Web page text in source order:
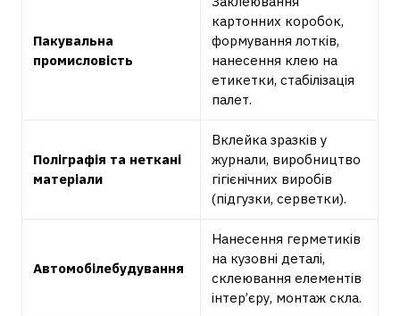
Пакувальна
промисловість
картонних коробок,
формування лотків,
нанесення клею на
етикетки, стабілізація
палет.
Поліграфія та неткані
матеріали
Вклейка зразків у
журнали, виробництво
гігієнічних виробів
(підгузки, серветки).
Автомобілебудування
Нанесення герметиків
на кузовні деталі,
склеювання елементів
інтер’єру, монтаж скла.